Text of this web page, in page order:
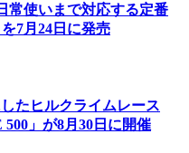
常使いまで対応する定番
7月24日に発売
たヒルクライムレース
」が8月30日に開催